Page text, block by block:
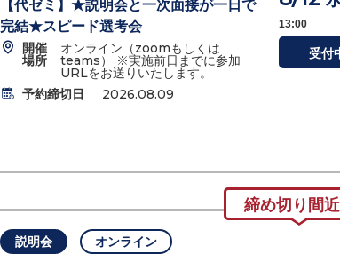
【代ゼミ】★説明会と一次面接が一日で
完結★スピード選考会
開催
場所
オンライン（zoomもしくは
teams） ※実施前日までに参加
URLをお送りいたします。
予約締切日
2026.08.09
13:00
受付
締め切り間近
説明会 オンライン